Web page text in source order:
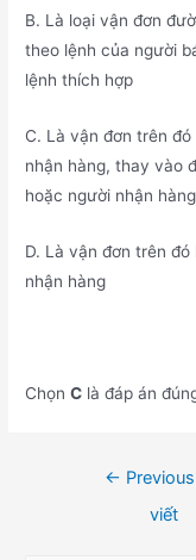
B. Là loại vận đơn
theo lệnh của người
lệnh thích hợp
C. Là vận đơn trên
nhận hàng, thay vào
hoặc người nhận
D. Là vận đơn trên
nhận hàng
ChọnC là đáp án
←
viết